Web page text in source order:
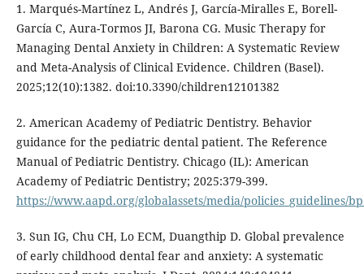
1. Marqués-Martínez L, Andrés J, García-Miralles E, Borell-
García C, Aura-Tormos JI, Barona CG. Music Therapy for
Managing Dental Anxiety in Children: A Systematic Review
and Meta-Analysis of Clinical Evidence. Children (Basel).
2025;12(10):1382. doi:10.3390/children12101382
2. American Academy of Pediatric Dentistry. Behavior
guidance for the pediatric dental patient. The Reference
Manual of Pediatric Dentistry. Chicago (IL): American
Academy of Pediatric Dentistry; 2025:379-399.
https://www.aapd.org/globalassets/media/policies_guidelines/
3. Sun IG, Chu CH, Lo ECM, Duangthip D. Global prevalence
of early childhood dental fear and anxiety: A systematic